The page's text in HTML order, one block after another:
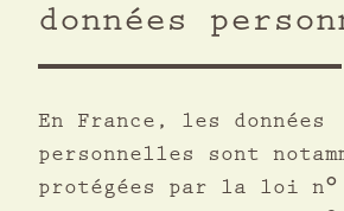
données
En France, les données
personnelles sont
protégées par la loi n°